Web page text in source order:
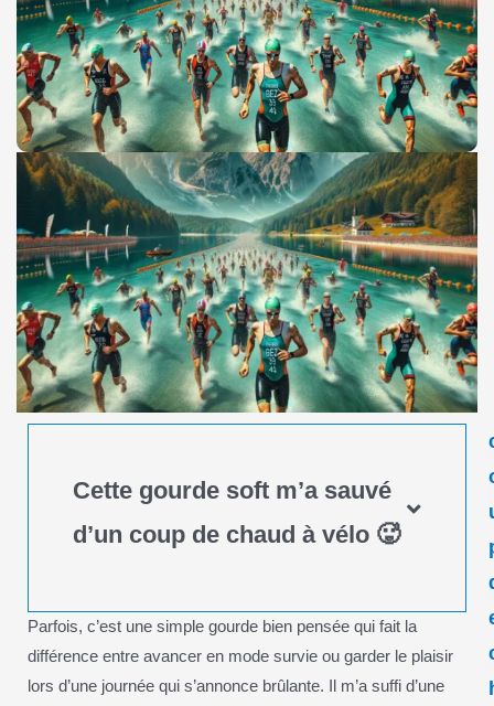
Cette gourde soft m’a sauvé
d’un coup de chaud à vélo 🥵
Parfois, c’est une simple gourde bien pensée qui fait la
différence entre avancer en mode survie ou garder le plaisir
lors d’une journée qui s’annonce brûlante. Il m’a suffi d’une